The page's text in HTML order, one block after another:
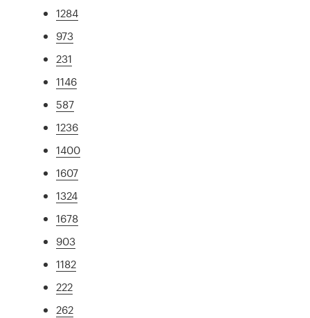
1284
973
231
1146
587
1236
1400
1607
1324
1678
903
1182
222
262